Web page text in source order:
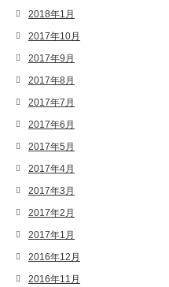
2018年1月
2017年10月
2017年9月
2017年8月
2017年7月
2017年6月
2017年5月
2017年4月
2017年3月
2017年2月
2017年1月
2016年12月
2016年11月